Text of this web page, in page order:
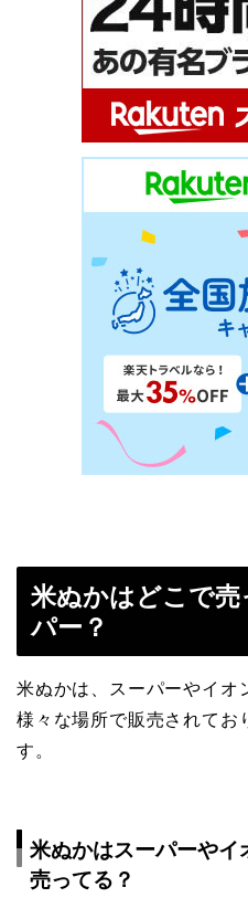
米ぬかはどこで
パー？
米ぬかは、スーパーやイオ
様々な場所で販売されてお
す。
米ぬかはスーパーやイ
売ってる？